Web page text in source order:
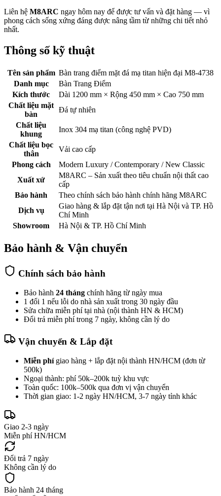
Liên hệ M8ARC ngay hôm nay để được tư vấn và đặt hàng — vì
phong cách sống xứng đáng được nâng tầm từ những chi tiết nhỏ
nhất.
Thông số kỹ thuật
Tên sản phẩm Bàn trang điểm mặt đá mạ titan hiện đại M8-4738
Danh mục
Bàn Trang Điểm
Kích thước
Dài 1200 mm × Rộng 450 mm × Cao 750 mm
Chất liệu mặt
bàn
Đá tự nhiên
Chất liệu
khung
Inox 304 mạ titan (công nghệ PVD)
Chất liệu bọc
thân
Vải cao cấp
Phong cách
Modern Luxury / Contemporary / New Classic
Xuất xứ
M8ARC – Sản xuất theo tiêu chuẩn nội thất cao
cấp
Bảo hành
Theo chính sách bảo hành chính hãng M8ARC
Dịch vụ
Giao hàng & lắp đặt tận nơi tại Hà Nội và TP. Hồ
Chí Minh
Showroom
Hà Nội & TP. Hồ Chí Minh
Bảo hành & Vận chuyển
Chính sách bảo hành
Bảo hành 24 tháng chính hãng từ ngày mua
1 đổi 1 nếu lỗi do nhà sản xuất trong 30 ngày đầu
Sửa chữa miễn phí tại nhà (nội thành HN & HCM)
Đổi trả miễn phí trong 7 ngày, không cần lý do
Vận chuyển & Lắp đặt
Miễn phígiao hàng + lắp đặt nội thành HN/HCM (đơn từ
500k)
Ngoại thành: phí 50k–200k tuỳ khu vực
Toàn quốc: 100k–500k qua đơn vị vận chuyển
Thời gian giao: 1-2 ngày HN/HCM, 3-7 ngày tỉnh khác
Giao 2-3 ngày
Miễn phí HN/HCM
Đổi trả 7 ngày
Không cần lý do
Bảo hành 24 tháng